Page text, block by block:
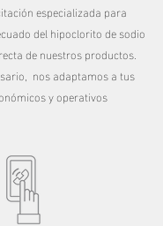
especializada para
del hipoclorito de sodio
de nuestros productos.
nos adaptamos a tus
y operativos